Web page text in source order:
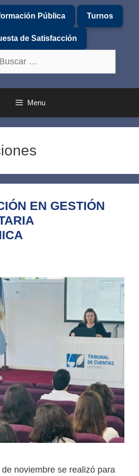
Pública Turnos
de Satisfacción
Menu
EN GESTIÓN
noviembre se realizó para